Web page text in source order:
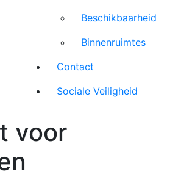
Beschikbaarheid
Binnenruimtes
Contact
Sociale Veiligheid
voor